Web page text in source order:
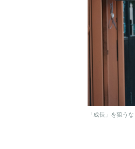
「成長」を狙う